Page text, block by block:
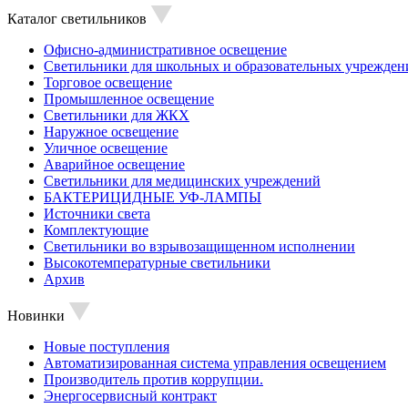
Каталог светильников
Офисно-административное освещение
Светильники для школьных и образовательных
Торговое освещение
Промышленное освещение
Светильники для ЖКХ
Наружное освещение
Уличное освещение
Аварийное освещение
Светильники для медицинских учреждений
БАКТЕРИЦИДНЫЕ УФ-ЛАМПЫ
Источники света
Комплектующие
Светильники во взрывозащищенном исполнении
Высокотемпературные светильники
Архив
Новинки
Новые поступления
Автоматизированная система управления освещением
Производитель против коррупции.
Энергосервисный контракт